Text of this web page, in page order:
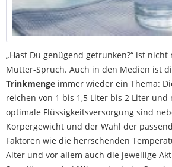
„Hast Du genügend getrunken?“ ist
Mütter-Spruch. Auch in den Medien ist
Trinkmenge immer wieder ein Thema:
reichen von 1 bis 1,5 Liter bis 2 Liter und
optimale Flüssigkeitsversorgung sind
Körpergewicht und der Wahl der
Faktoren wie die herrschenden
Alter und vor allem auch die jeweilige